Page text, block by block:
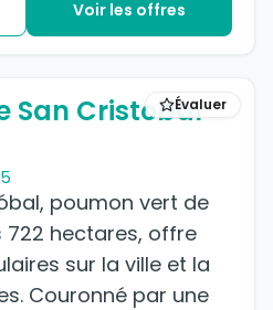
Voir les offres
Évaluer
San Cristobal
poumon vert de
722 hectares, offre
sur la ville et la
Couronné par une